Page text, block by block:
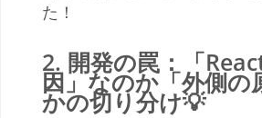
た！
2. 開発の罠：「
因」なのか「外側の
かの切り分け💡